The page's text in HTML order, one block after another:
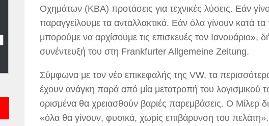
Οχημάτων (KBA) προτάσεις για τεχνικές λύσεις. Εάν
παραγγείλουμε τα ανταλλακτικά. Εάν όλα γίνουν κατά
μπορούμε να αρχίσουμε τις επισκευές τον Ιανουάριο»,
συνέντευξή του στη Frankfurter Allgemeine Zeitung.
Σύμφωνα με τον νέο επικεφαλής της VW, τα
έχουν ανάγκη παρά από μία μετατροπή του λογισμικού
ορισμένα θα χρειασθούν βαριές παρεμβάσεις. Ο Μίλερ
«όλα θα γίνουν, φυσικά, χωρίς επιβάρυνση του πελάτη».